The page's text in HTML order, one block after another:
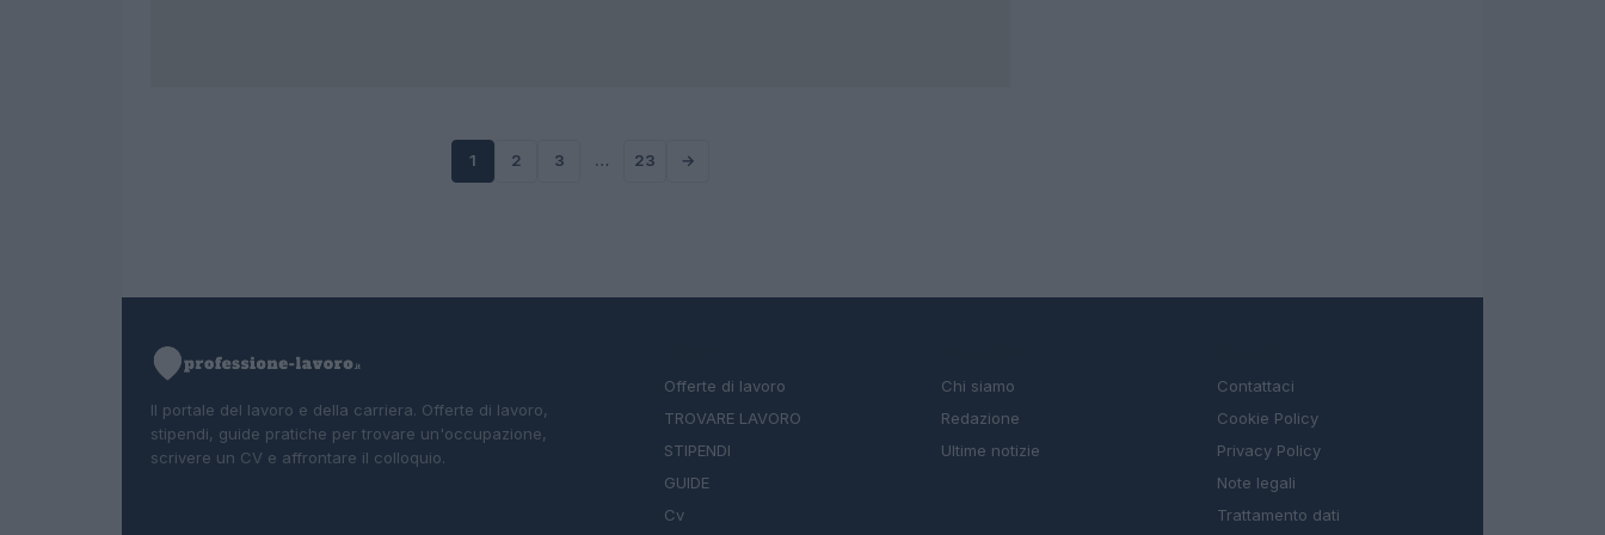
1 2 3 … 23 →
Il portale del lavoro e della carriera. Offerte di lavoro,
stipendi, guide pratiche per trovare un'occupazione,
scrivere un CV e affrontare il colloquio.
Offerte di lavoro
TROVARE LAVORO
STIPENDI
GUIDE
Cv
Chi siamo
Redazione
Ultime notizie
Contattaci
Cookie Policy
Privacy Policy
Note legali
Trattamento dati